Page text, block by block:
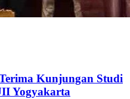
Kunjungan Studi
Yogyakarta